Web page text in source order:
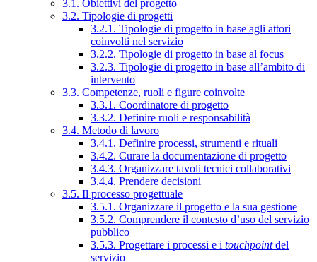
3.1. Obiettivi del progetto
3.2. Tipologie di progetti
3.2.1. Tipologie di progetto in base agli attori
coinvolti nel servizio
3.2.2. Tipologie di progetto in base al focus
3.2.3. Tipologie di progetto in base all’ambito di
intervento
3.3. Competenze, ruoli e figure coinvolte
3.3.1. Coordinatore di progetto
3.3.2. Definire ruoli e responsabilità
3.4. Metodo di lavoro
3.4.1. Definire processi, strumenti e rituali
3.4.2. Curare la documentazione di progetto
3.4.3. Organizzare tavoli tecnici collaborativi
3.4.4. Prendere decisioni
3.5. Il processo progettuale
3.5.1. Organizzare il progetto e la sua gestione
3.5.2. Comprendere il contesto d’uso del servizio
pubblico
3.5.3. Progettare i processi e i touchpointdel
servizio